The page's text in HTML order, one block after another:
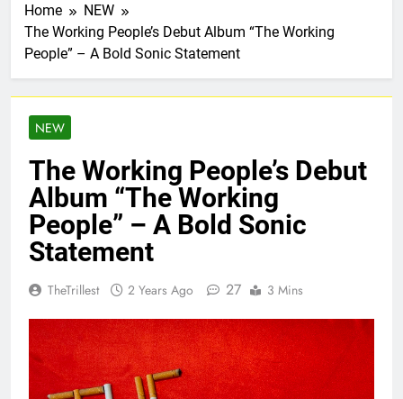
Home
NEW
The Working People’s Debut Album “The Working
People” – A Bold Sonic Statement
NEW
The Working People’s Debut
Album “The Working
People” – A Bold Sonic
Statement
TheTrillest 2 Years Ago 27 3 Mins